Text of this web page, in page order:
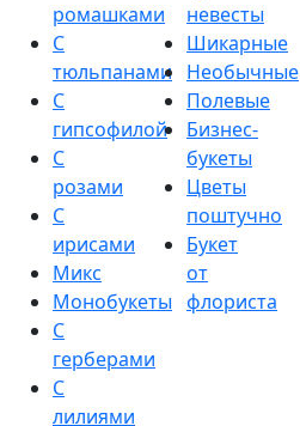
ромашками
С
тюльпанами
С
гипсофилой
С
розами
С
ирисами
Микс
Монобукеты
С
герберами
С
лилиями
невесты
Шикарные
Необычные
Полевые
Бизнес-
букеты
Цветы
поштучно
Букет
от
флориста